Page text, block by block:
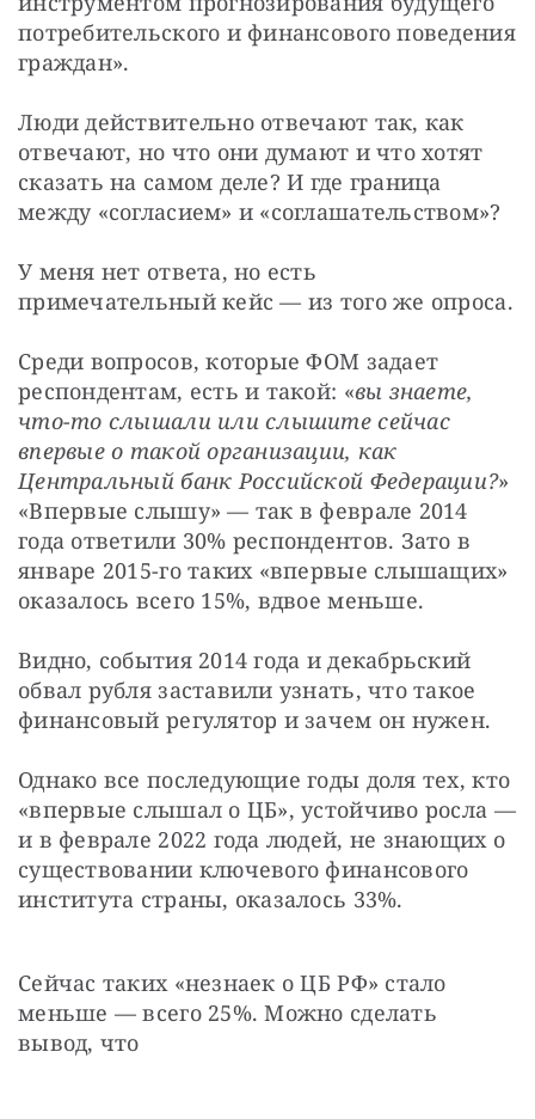
потребительского и финансового поведения
граждан».
Люди действительно отвечают так, как
отвечают, но что они думают и что хотят
сказать на самом деле? И где граница
между «согласием» и «соглашательством»?
У меня нет ответа, но есть
примечательный кейс — из того же опроса.
Среди вопросов, которые ФОМ задает
респондентам, есть и такой: «вы знаете,
что-то слышали или слышите сейчас
впервые о такой организации, как
Центральный банк Российской Федерации?»
«Впервые слышу» — так в феврале 2014
года ответили 30% респондентов. Зато в
январе 2015-го таких «впервые слышащих»
оказалось всего 15%, вдвое меньше.
Видно, события 2014 года и декабрьский
обвал рубля заставили узнать, что такое
финансовый регулятор и зачем он нужен.
Однако все последующие годы доля тех, кто
«впервые слышал о ЦБ», устойчиво росла —
и в феврале 2022 года людей, не знающих о
существовании ключевого финансового
института страны, оказалось 33%.
Сейчас таких «незнаек о ЦБ РФ» стало
меньше — всего 25%. Можно сделать
вывод, что